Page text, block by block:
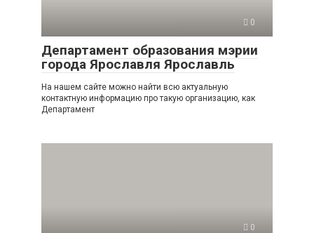
0
Департамент образования мэрии
города Ярославля Ярославль
На нашем сайте можно найти всю актуальную
контактную информацию про такую организацию, как
Департамент
0